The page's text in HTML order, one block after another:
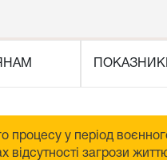
процесу у період
загрози